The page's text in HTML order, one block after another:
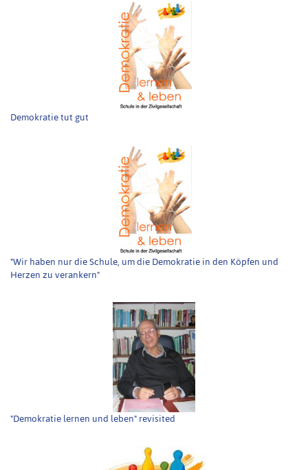
Demokratie tut gut
"Wir haben nur die Schule, um die Demokratie in den Köpfen und
Herzen zu verankern"
"Demokratie lernen und leben" revisited